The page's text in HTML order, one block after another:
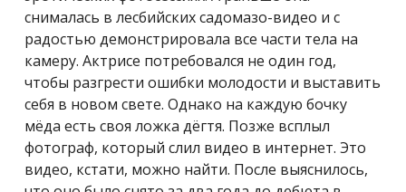
снималась в лесбийских садомазо-видео и с
радостью демонстрировала все части тела на
камеру. Актрисе потребовался не один год,
чтобы разгрести ошибки молодости и выставить
себя в новом свете. Однако на каждую бочку
мёда есть своя ложка дёгтя. Позже всплыл
фотограф, который слил видео в интернет. Это
видео, кстати, можно найти. После выяснилось,